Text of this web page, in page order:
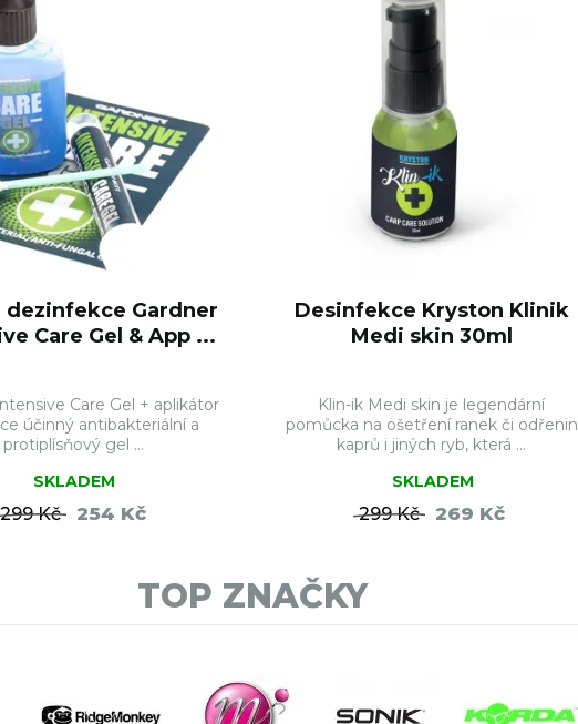
dezinfekce Gardner
Care Gel & App ...
Care Gel + aplikátor
účinný antibakteriální a
protiplísňový gel ...
SKLADEM
299 Kč 254 Kč
Desinfekce Kryston Klinik
Medi skin 30ml
Klin-ik Medi skin je legendární
pomůcka na ošetření ranek či odřenin
kaprů i jiných ryb, která ...
SKLADEM
299 Kč 269 Kč
TOP ZNAČKY